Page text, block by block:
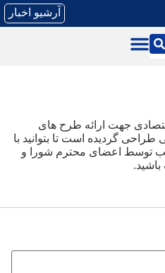
آرشیو اخبار
جهت ارائه طرح های
گردیده است تا بتوانید با
توسط اعضای محترم شورا و